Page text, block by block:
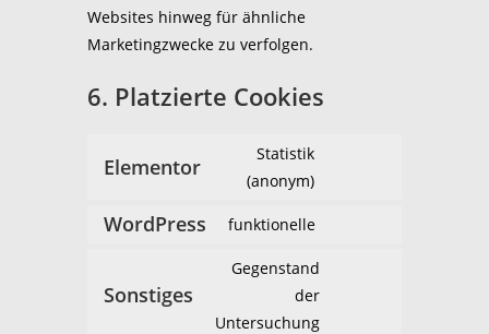
Websites hinweg für ähnliche
Marketingzwecke zu verfolgen.
6. Platzierte Cookies
Elementor
Statistik
(anonym)
WordPress funktionelle
Sonstiges
Gegenstand
der
Untersuchung